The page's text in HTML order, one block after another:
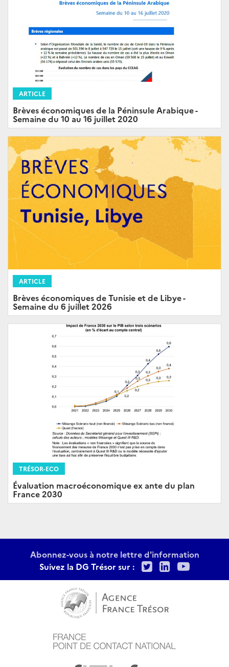
ARTICLE
Brèves économiques de la Péninsule Arabique -
Semaine du 10 au 16 juillet 2020
ARTICLE
Brèves économiques de Tunisie et de Libye -
Semaine du 6 juillet 2026
TRÉSOR-ECO
Évaluation macroéconomique ex ante du plan
France 2030
Abonnez-vous à notre lettre d'information
Suivez la DG Trésor sur :
TwitterLinkedIn